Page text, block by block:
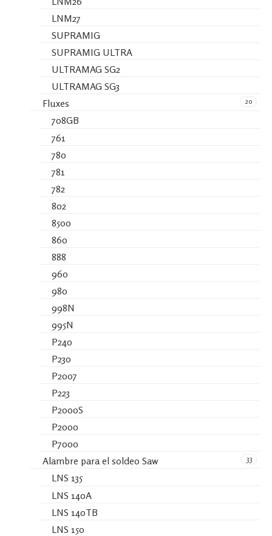
LNM27
SUPRAMIG
SUPRAMIG ULTRA
ULTRAMAG SG2
ULTRAMAG SG3
20
Fluxes
708GB
761
780
781
782
802
8500
860
888
960
980
998N
995N
P240
P230
P2007
P223
P2000S
P2000
P7000
33
Alambre para el soldeo Saw
LNS 135
LNS 140A
LNS 140TB
LNS 150